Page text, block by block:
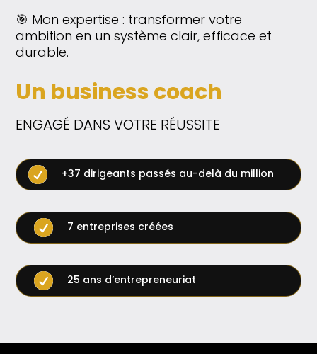
🎯 Mon expertise : transformer votre
ambition en un système clair, efficace et
durable.
Un business coach
ENGAGÉ DANS VOTRE RÉUSSITE
 +37 dirigeants passés au-delà du million
 7 entreprises créées
 25 ans d’entrepreneuriat